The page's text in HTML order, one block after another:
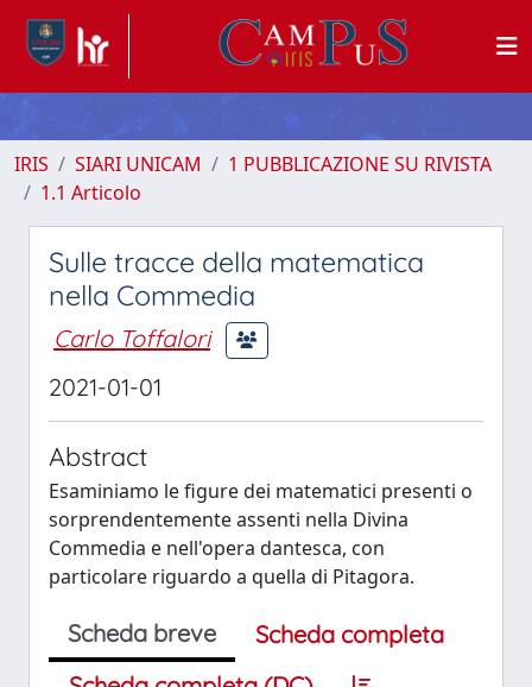
IRIS SIARI UNICAM
1 PUBBLICAZIONE SU RIVISTA
1.1 Articolo
Sulle tracce della matematica
nella Commedia
Carlo Toffalori
2021-01-01
Abstract
Esaminiamo le figure dei matematici presenti o
sorprendentemente assenti nella Divina
Commedia e nell'opera dantesca, con
particolare riguardo a quella di Pitagora.
Scheda breve
Scheda completa